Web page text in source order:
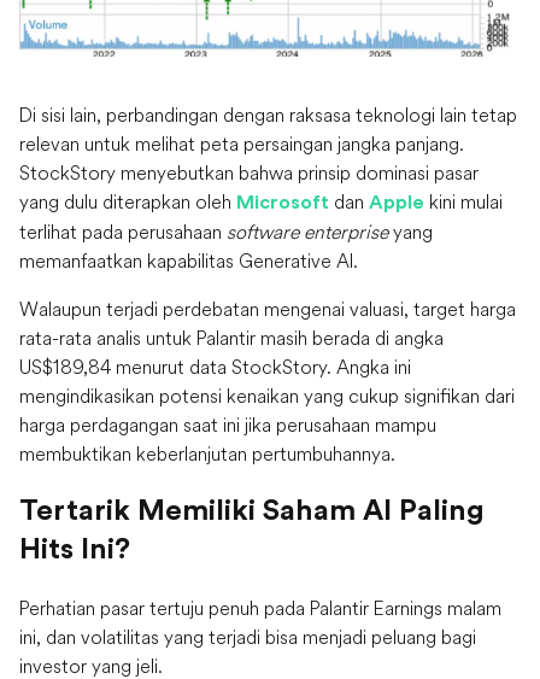
Di sisi lain, perbandingan dengan raksasa teknologi lain tetap
relevan untuk melihat peta persaingan jangka panjang.
StockStory menyebutkan bahwa prinsip dominasi pasar
yang dulu diterapkan oleh Microsoft dan Apple kini mulai
terlihat pada perusahaan software enterpriseyang
memanfaatkan kapabilitas Generative AI.
Walaupun terjadi perdebatan mengenai valuasi, target harga
rata-rata analis untuk Palantir masih berada di angka
US$189,84 menurut data StockStory. Angka ini
mengindikasikan potensi kenaikan yang cukup signifikan dari
harga perdagangan saat ini jika perusahaan mampu
membuktikan keberlanjutan pertumbuhannya.
Tertarik Memiliki Saham AI Paling
Hits Ini?
Perhatian pasar tertuju penuh pada Palantir Earnings malam
ini, dan volatilitas yang terjadi bisa menjadi peluang bagi
investor yang jeli.